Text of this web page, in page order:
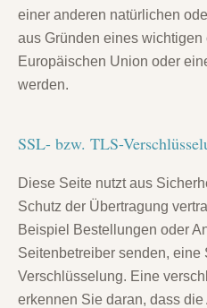
einer anderen natürlichen
aus Gründen eines
Europäischen Union oder
werden.
SSL- bzw. TLS-
Diese Seite nutzt aus
Schutz der Übertragung
Beispiel Bestellungen oder
Seitenbetreiber senden, eine
Verschlüsselung. Eine
erkennen Sie daran, dass